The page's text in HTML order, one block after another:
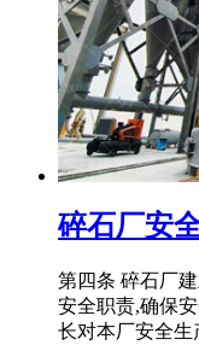
碎石厂安
第四条 碎石厂
安全职责,确保
长对本厂安全生